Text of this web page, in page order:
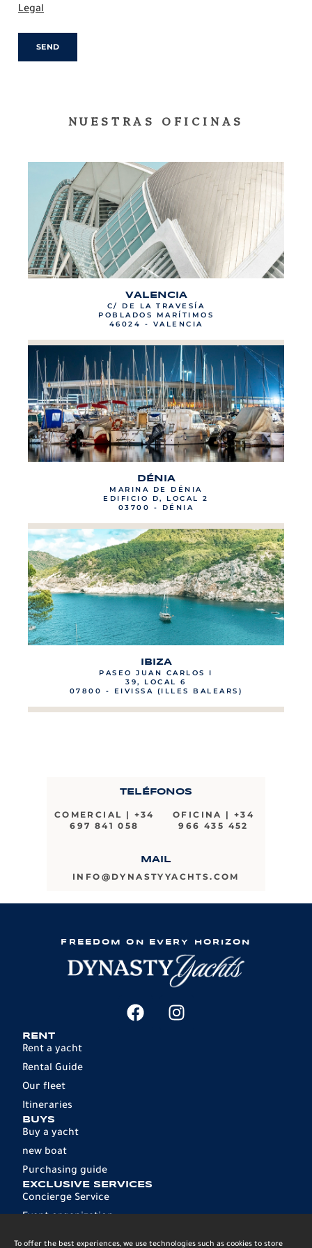
To offer the best experiences, we use technologies such as cookies to store
Legal
SEND
NUESTRAS OFICINAS
VALENCIA
C/ DE LA TRAVESÍA
POBLADOS MARÍTIMOS
46024 - VALENCIA
DÉNIA
MARINA DE DÉNIA
EDIFICIO D, LOCAL 2
03700 - DÉNIA
IBIZA
PASEO JUAN CARLOS I
39, LOCAL 6
07800 - EIVISSA (ILLES BALEARS)
TELÉFONOS
COMERCIAL | +34
697 841 058
OFICINA | +34
966 435 452
MAIL
INFO@DYNASTYYACHTS.COM
FREEDOM ON EVERY HORIZON
RENT
Rent a yacht
Rental Guide
Our fleet
Itineraries
BUYS
Buy a yacht
new boat
Purchasing guide
EXCLUSIVE SERVICES
Concierge Service
Event organization
Rental management